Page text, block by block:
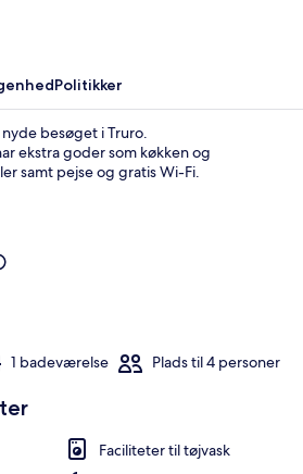
Politikker
besøget i Truro.
ekstra goder som køkken og
samt pejse og gratis Wi-Fi.
1 badeværelse Plads til 4 personer
Faciliteter til tøjvask